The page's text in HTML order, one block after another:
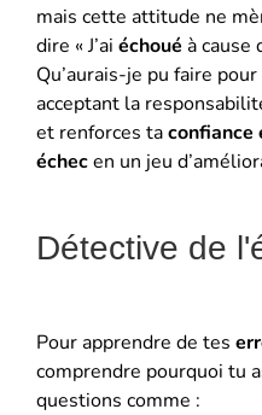
mais cette attitude ne
dire « J’ai échoué à cause
Qu’aurais-je pu faire
acceptant la
et renforces taconfiance
échecen un jeu
Détective de
Pour apprendre de tes
comprendre pourquoi tu
questions comme :